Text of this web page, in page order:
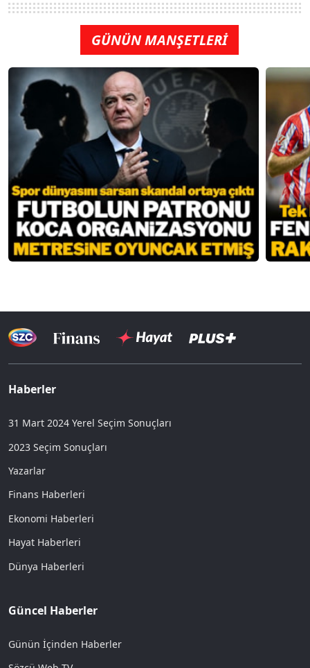
GÜNÜN MANŞETLERİ
Haberler
31 Mart 2024 Yerel Seçim Sonuçları
2023 Seçim Sonuçları
Yazarlar
Finans Haberleri
Ekonomi Haberleri
Hayat Haberleri
Dünya Haberleri
Güncel Haberler
Günün İçinden Haberler